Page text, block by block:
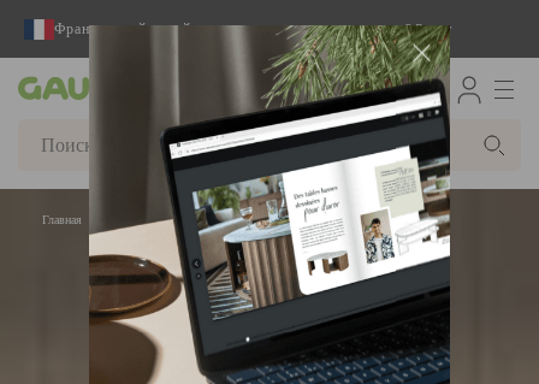
Французский дизайнер и производитель вот уже 65 лет
Gautier
Главная Комнаты Комоды